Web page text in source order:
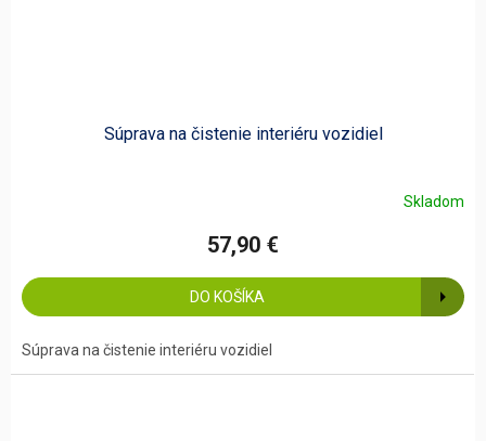
Súprava na čistenie interiéru vozidiel
Skladom
57,90 €
DO KOŠÍKA
Súprava na čistenie interiéru vozidiel